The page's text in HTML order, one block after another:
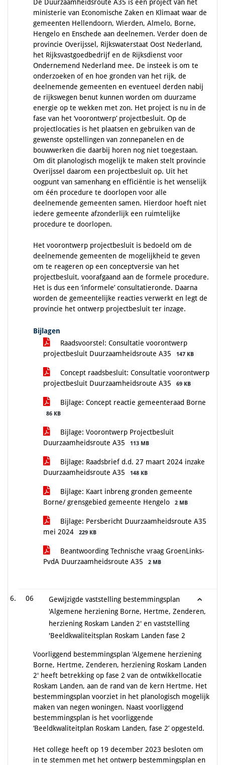
De Duurzaamheidsroute A35 is een project van het
ministerie van Economische Zaken en Klimaat waar de
gemeenten Hellendoorn, Wierden, Almelo, Borne,
Hengelo en Enschede aan deelnemen. Verder doen de
provincie Overijssel, Rijkswaterstaat Oost Nederland,
het Rijksvastgoedbedrijf en de Rijksdienst voor
Ondernemend Nederland mee. De insteek is om te
onderzoeken of en hoe gronden van het rijk, de
deelnemende gemeenten en eventueel derden nabij
de rijkswegen benut kunnen worden om duurzame
energie op te wekken met zon. Het project is nu in de
fase van het ‘voorontwerp’ projectbesluit. Op de
projectlocaties is het plaatsen en gebruiken van de
gewenste opstellingen van zonnepanelen en de
bouwwerken die daarbij horen nog niet toegestaan.
Om dit planologisch mogelijk te maken stelt provincie
Overijssel daarom een projectbesluit op. Uit het
oogpunt van samenhang en efficiëntie is het wenselijk
om één procedure te doorlopen voor alle
deelnemende gemeenten samen. Hierdoor hoeft niet
iedere gemeente afzonderlijk een ruimtelijke
procedure te doorlopen.
Het voorontwerp projectbesluit is bedoeld om de
deelnemende gemeenten de mogelijkheid te geven
om te reageren op een conceptversie van het
projectbesluit, voorafgaand aan de formele procedure.
Het is dus een ‘informele’ consultatieronde. Daarna
worden de gemeentelijke reacties verwerkt en legt de
provincie het ontwerp projectbesluit ter inzage.
Bijlagen
Raadsvoorstel: Consultatie voorontwerp
projectbesluit Duurzaamheidsroute A35
147 KB
Concept raadsbesluit: Consultatie voorontwerp
projectbesluit Duurzaamheidsroute A35
69 KB
Bijlage: Concept reactie gemeenteraad Borne
86 KB
Bijlage: Voorontwerp Projectbesluit
Duurzaamheidsroute A35
113 MB
Bijlage: Raadsbrief d.d. 27 maart 2024 inzake
Duurzaamheidsroute A35
148 KB
Bijlage: Kaart inbreng gronden gemeente
Borne/ grensgebied gemeente Hengelo
2 MB
Bijlage: Persbericht Duurzaamheidsroute A35
mei 2024
229 KB
Beantwoording Technische vraag GroenLinks-
PvdA Duurzaamheidsroute A35
2 MB
06
Gewijzigde vaststelling bestemmingsplan
'Algemene herziening Borne, Hertme, Zenderen,
herziening Roskam Landen 2' en vaststelling
'Beeldkwaliteitsplan Roskam Landen fase 2
Voorliggend bestemmingsplan 'Algemene herziening
Borne, Hertme, Zenderen, herziening Roskam Landen
2' heeft betrekking op fase 2 van de ontwikkellocatie
Roskam Landen, aan de rand van de kern Hertme. Het
bestemmingsplan voorziet in het planologisch mogelijk
maken van negen woningen. Naast voorliggend
bestemmingsplan is het voorliggende
‘Beeldkwaliteitplan Roskam Landen, fase 2’ opgesteld.
Het college heeft op 19 december 2023 besloten om
in te stemmen met het ontwerp bestemmingsplan en